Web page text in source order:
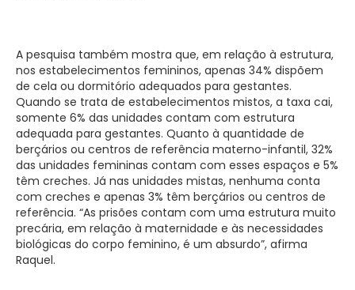
A pesquisa também mostra que, em relação à estrutura,
nos estabelecimentos femininos, apenas 34% dispõem
de cela ou dormitório adequados para gestantes.
Quando se trata de estabelecimentos mistos, a taxa cai,
somente 6% das unidades contam com estrutura
adequada para gestantes. Quanto à quantidade de
berçários ou centros de referência materno-infantil, 32%
das unidades femininas contam com esses espaços e 5%
têm creches. Já nas unidades mistas, nenhuma conta
com creches e apenas 3% têm berçários ou centros de
referência. “As prisões contam com uma estrutura muito
precária, em relação à maternidade e às necessidades
biológicas do corpo feminino, é um absurdo”, afirma
Raquel.